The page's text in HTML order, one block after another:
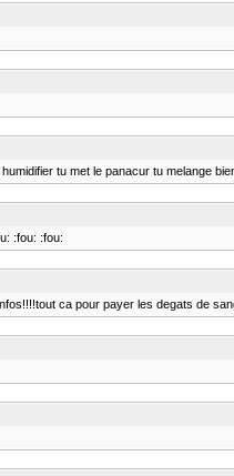
tu met le panacur tu melange
:fou: :fou:
ca pour payer les degats de